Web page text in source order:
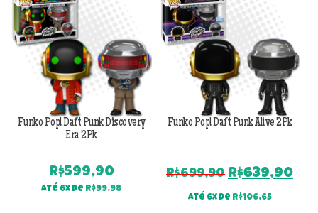
Funko Pop! Daft Punk Discovery
Era 2Pk
R$599,90
Até 6x de R$99,98
Funko Pop! Daft Punk Alive 2Pk
R$699,90 O
preço
original
R$639,90O
Até 6x de R$106,65